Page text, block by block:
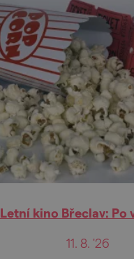
Letní kino Břeclav: Po
11. 8. '26